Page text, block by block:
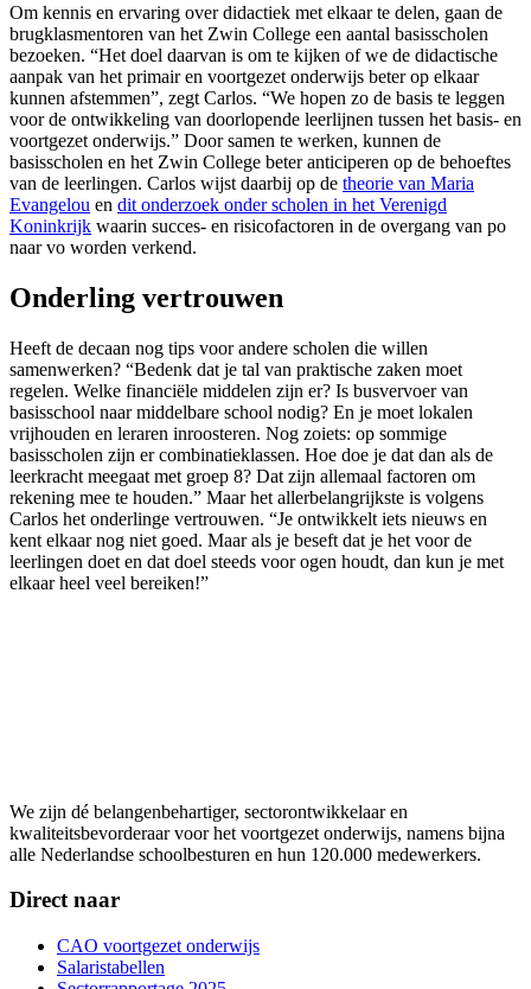
Om kennis en ervaring over didactiek met elkaar te delen, gaan de
brugklasmentoren van het Zwin College een aantal basisscholen
bezoeken. “Het doel daarvan is om te kijken of we de didactische
aanpak van het primair en voortgezet onderwijs beter op elkaar
kunnen afstemmen”, zegt Carlos. “We hopen zo de basis te leggen
voor de ontwikkeling van doorlopende leerlijnen tussen het basis- en
voortgezet onderwijs.” Door samen te werken, kunnen de
basisscholen en het Zwin College beter anticiperen op de behoeftes
van de leerlingen. Carlos wijst daarbij op de theorie van Maria
Evangelou en dit onderzoek onder scholen in het Verenigd
Koninkrijk waarin succes- en risicofactoren in de overgang van po
naar vo worden verkend.
Onderling vertrouwen
Heeft de decaan nog tips voor andere scholen die willen
samenwerken? “Bedenk dat je tal van praktische zaken moet
regelen. Welke financiële middelen zijn er? Is busvervoer van
basisschool naar middelbare school nodig? En je moet lokalen
vrijhouden en leraren inroosteren. Nog zoiets: op sommige
basisscholen zijn er combinatieklassen. Hoe doe je dat dan als de
leerkracht meegaat met groep 8? Dat zijn allemaal factoren om
rekening mee te houden.” Maar het allerbelangrijkste is volgens
Carlos het onderlinge vertrouwen. “Je ontwikkelt iets nieuws en
kent elkaar nog niet goed. Maar als je beseft dat je het voor de
leerlingen doet en dat doel steeds voor ogen houdt, dan kun je met
elkaar heel veel bereiken!”
We zijn dé belangenbehartiger, sectorontwikkelaar en
kwaliteitsbevorderaar voor het voortgezet onderwijs, namens bijna
alle Nederlandse schoolbesturen en hun 120.000 medewerkers.
Direct naar
CAO voortgezet onderwijs
Salaristabellen